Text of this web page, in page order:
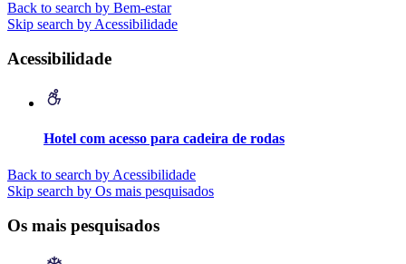
Back to search by Bem-estar
Skip search by Acessibilidade
Acessibilidade
Hotel com acesso para cadeira de rodas
Back to search by Acessibilidade
Skip search by Os mais pesquisados
Os mais pesquisados